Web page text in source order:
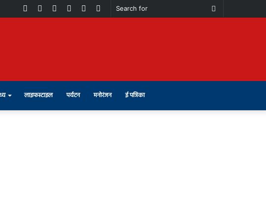
Search
Switch
Telegram
Instagram
Youtube
Facebook
लाइफस्टाइल पर्यटन मनोरंजन ई पत्रिका